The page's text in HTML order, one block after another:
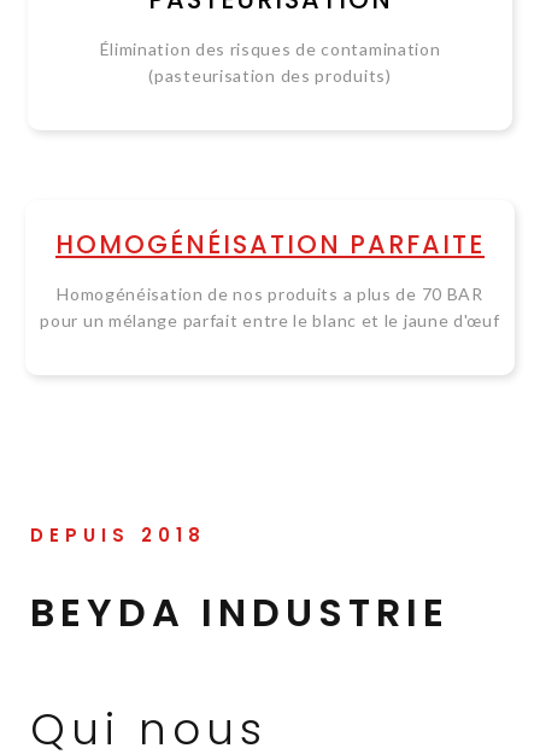
Élimination des risques de contamination
(pasteurisation des produits)
HOMOGÉNÉISATION PARFAITE
Homogénéisation de nos produits a plus de 70 BAR
pour un mélange parfait entre le blanc et le jaune d'œuf
DEPUIS 2018
BEYDA INDUSTRIE
Qui nous